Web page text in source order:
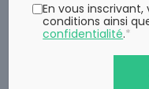
TRAITÉ
HAUTE MER
En vous
conditions ainsi
confidentialité.*